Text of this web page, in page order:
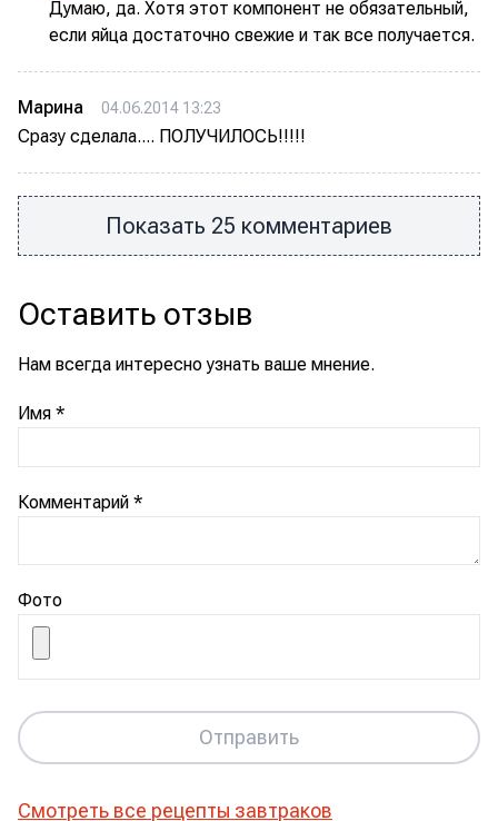
Думаю, да. Хотя этот компонент не обязательный,
если яйца достаточно свежие и так все получается.
Марина 04.06.2014 13:23
Сразу сделала.... ПОЛУЧИЛОСЬ!!!!!
Показать 25 комментариев
Оставить отзыв
Нам всегда интересно узнать ваше мнение.
Имя *
Комментарий *
Фото
Отправить
Смотреть все рецепты завтраков